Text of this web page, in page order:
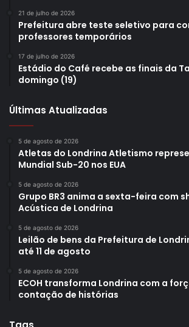
21 de julho de 2026
Prefeitura abre teste seletivo para
professores temporários
17 de julho de 2026
Estádio do Café recebe as finais da
domingo (19)
Últimas Atualizadas
5 de agosto de 2026
Atletas do Londrina Atletismo
Mundial Sub-20 nos EUA
5 de agosto de 2026
Grupo BR3 anima a sexta-feira com
Acústica de Londrina
5 de agosto de 2026
Leilão de bens da Prefeitura de
até 11 de agosto
5 de agosto de 2026
ECOH transforma Londrina com a
contação de histórias